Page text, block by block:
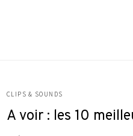
CLIPS & SOUNDS
A voir : les 10